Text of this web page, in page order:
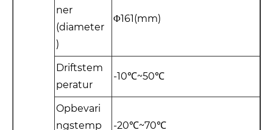
ner
(diameter
)
Φ161(mm)
Driftstem
peratur
-10℃~50℃
Opbevari
ngstemp
-20℃~70℃